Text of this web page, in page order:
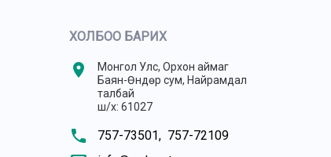
ХОЛБОО БАРИХ
location_on
Монгол Улс, Орхон аймаг
Баян-Өндөр сум, Найрамдал
талбай
ш/х: 61027
phone 757-73501, 757-72109